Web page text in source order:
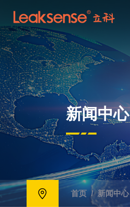
新闻中心
首页 / 新闻中心